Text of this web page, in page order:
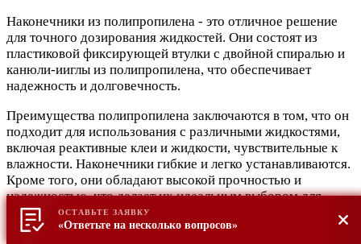
Наконечники из полипропилена - это отличное решение
для точного дозирования жидкостей. Они состоят из
пластиковой фиксирующей втулки с двойной спиралью и
канюли-ииглы из полипропилена, что обеспечивает
надежность и долговечность.
Преимущества полипропилена заключаются в том, что он
подходит для использования с различными жидкостями,
включая реактивные клеи и жидкости, чувствительные к
влажности. Наконечники гибкие и легко устанавливаются.
Кроме того, они обладают высокой прочностью и
надежностью, что делает их идеальным выбором для
профессиональных задач.
ОСТАВЬТЕ ЗАЯВКУ
«Ответьте на несколько вопросов»